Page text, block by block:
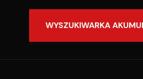
WYSZUKIWARKA